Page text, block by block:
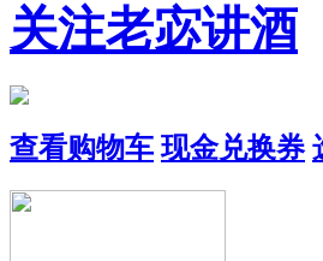
关注老宓讲酒
查看购物车 现金兑换券